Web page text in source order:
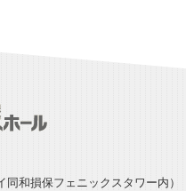
同和損保フェニックスタワー内）